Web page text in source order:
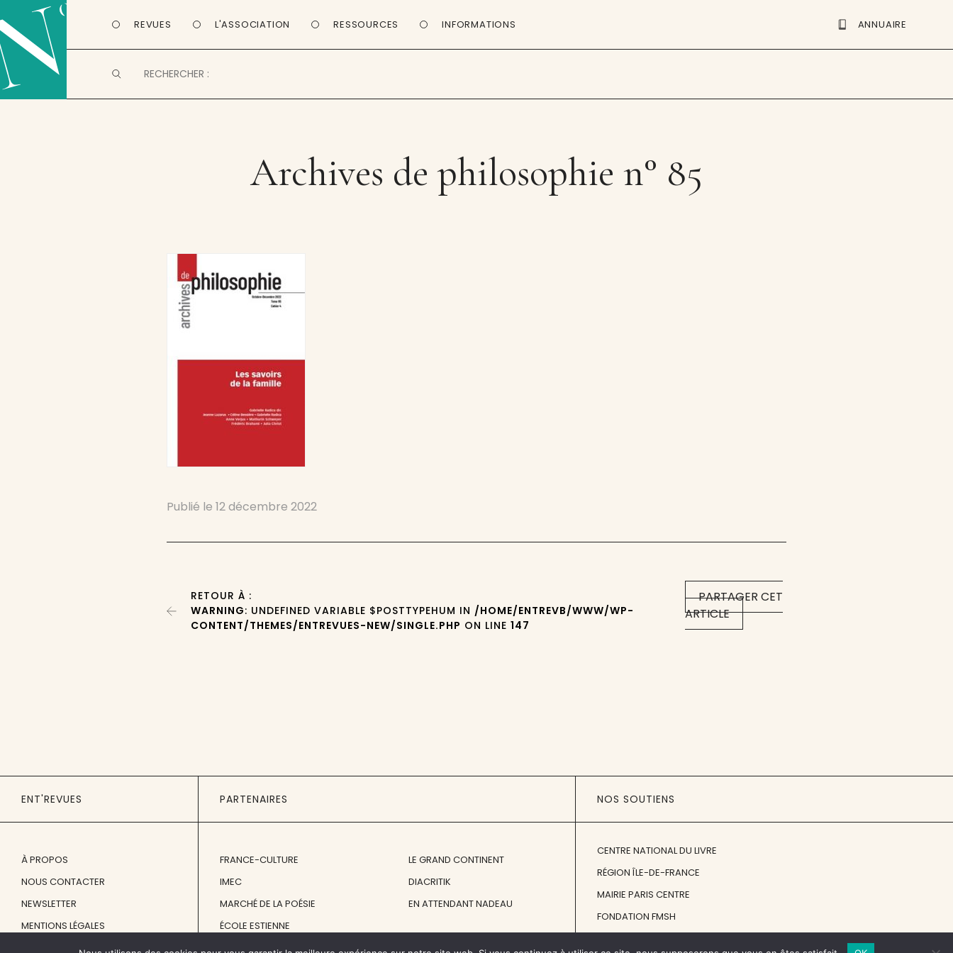
REVUES L'ASSOCIATION RESSOURCES INFORMATIONS ANNUAIRE
Archives de philosophie n° 85
Publié le12 décembre 2022
PARTAGER CET
ARTICLE
RETOUR À :
WARNING: UNDEFINED VARIABLE $POSTTYPEHUM IN /HOME/ENTREVB/WWW/WP-
CONTENT/THEMES/ENTREVUES-NEW/SINGLE.PHP ON LINE147
ENT'REVUES
À PROPOS
NOUS CONTACTER
NEWSLETTER
MENTIONS LÉGALES
PARTENAIRES
FRANCE-CULTURE
IMEC
MARCHÉ DE LA POÉSIE
ÉCOLE ESTIENNE
LE GRAND CONTINENT
DIACRITIK
EN ATTENDANT NADEAU
NOS SOUTIENS
CENTRE NATIONAL DU LIVRE
RÉGION ÎLE-DE-FRANCE
MAIRIE PARIS CENTRE
FONDATION FMSH